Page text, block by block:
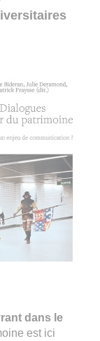
dans le
est ici